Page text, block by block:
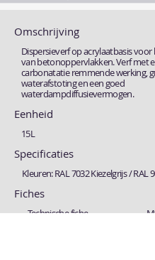
Omschrijving
Dispersieverf op acrylaatbasis
van betonoppervlakken. Verf met
carbonatatie remmende werking,
waterafstoting en een goed
waterdampdiffusievermogen.
Eenheid
15L
Specificaties
Kleuren: RAL 7032 Kiezelgrijs / RAL
Fiches
Technische fiche